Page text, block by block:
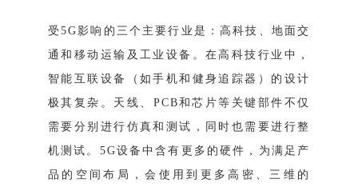
受5G影响的三个主要行业是：高科技、地面交
通和移动运输及工业设备。在高科技行业中，
智能互联设备（如手机和健身追踪器）的设计
极其复杂。天线、PCB和芯片等关键部件不仅
需要分别进行仿真和测试，同时也需要进行整
机测试。5G设备中含有更多的硬件，为满足产
品的空间布局，会使用到更多高密、三维的